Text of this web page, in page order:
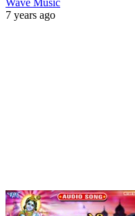
Wave Music
7 years ago